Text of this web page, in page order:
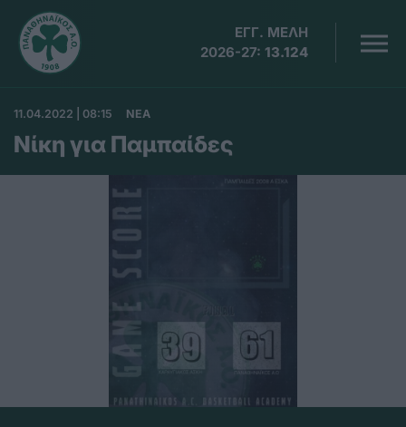
ΕΓΓ. ΜΕΛΗ
2026-27: 13.124
11.04.2022 | 08:15 ΝΕΑ
Νίκη για Παμπαίδες